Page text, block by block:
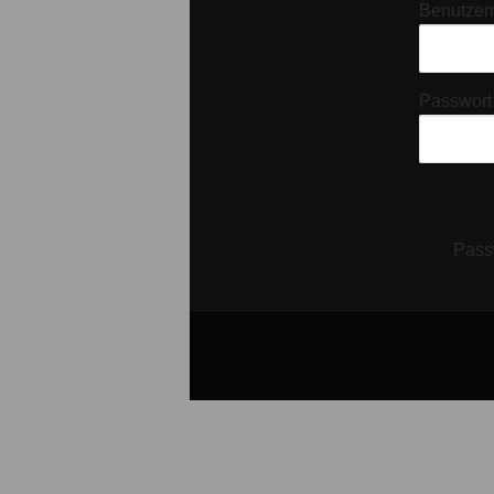
Passwort